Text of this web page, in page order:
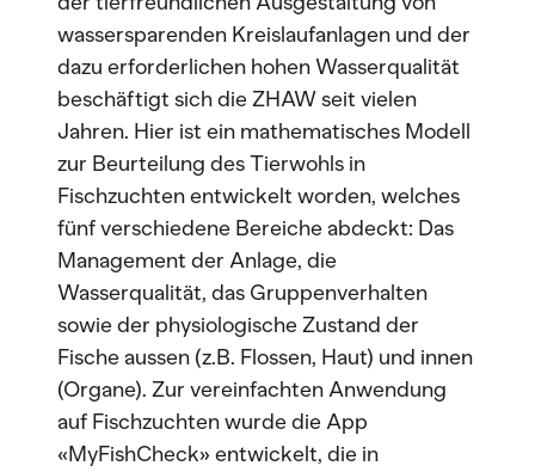
wassersparenden Kreislaufanlagen und der
dazu erforderlichen hohen Wasserqualität
beschäftigt sich die ZHAW seit vielen
Jahren. Hier ist ein mathematisches Modell
zur Beurteilung des Tierwohls in
Fischzuchten entwickelt worden, welches
fünf verschiedene Bereiche abdeckt: Das
Management der Anlage, die
Wasserqualität, das Gruppenverhalten
sowie der physiologische Zustand der
Fische aussen (z.B. Flossen, Haut) und innen
(Organe). Zur vereinfachten Anwendung
auf Fischzuchten wurde die App
«MyFishCheck» entwickelt, die in